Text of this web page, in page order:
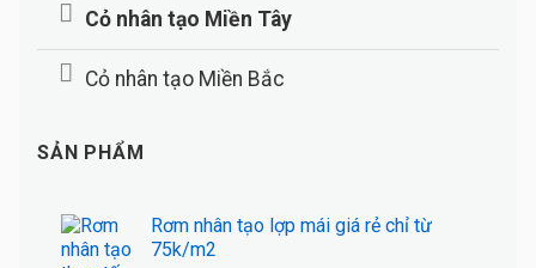
Cỏ nhân tạo Miền Tây
Cỏ nhân tạo Miền Bắc
SẢN PHẨM
Rơm nhân tạo lợp mái giá rẻ chỉ từ
75k/m2